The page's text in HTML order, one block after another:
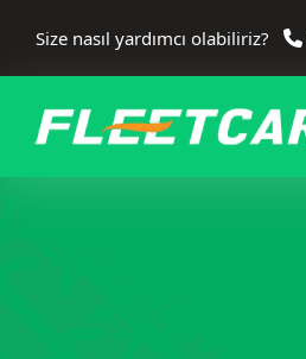
Size nasıl yardımcı olabiliriz?